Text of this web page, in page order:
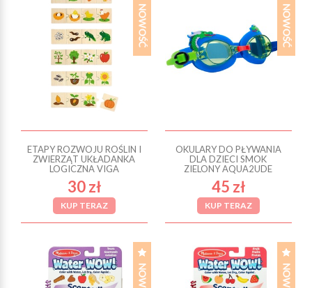
ETAPY ROZWOJU ROŚLIN I
ZWIERZĄT UKŁADANKA
LOGICZNA VIGA
30 zł
KUP TERAZ
OKULARY DO PŁYWANIA
DLA DZIECI SMOK
ZIELONY AQUA2UDE
45 zł
KUP TERAZ